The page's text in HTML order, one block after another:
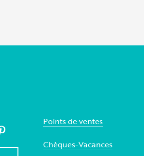
Points de ventes
Chèques-Vacances